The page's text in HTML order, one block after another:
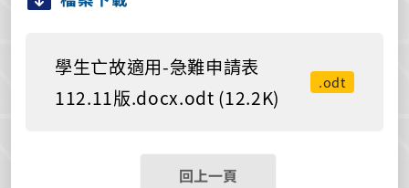
學生亡故適用-急難申請表
112.11版.docx.odt (12.2K)
.odt
回上一頁